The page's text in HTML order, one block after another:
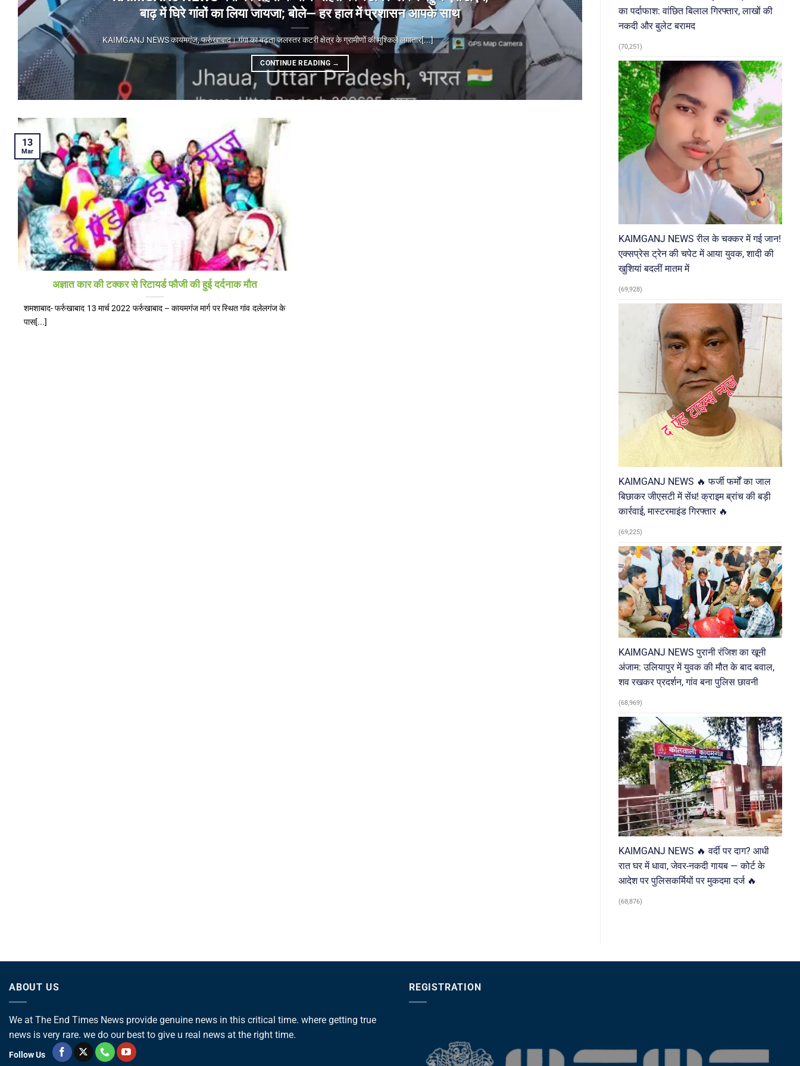
बाढ़ में घिरे गांवों का लिया जायजा; बोले— हर हाल में प्रशासन आपके साथ
KAIMGANJ NEWS कायमगंज, फर्रुखाबाद। गंगा का बढ़ता जलस्तर कटरी क्षेत्र के ग्रामीणों की मुश्किलें लगातार[...]
CONTINUE READING →
अज्ञात कार की टक्कर से रिटायर्ड फौजी की हुई दर्दनाक मौत
शमशाबाद- फर्रुखाबाद 13 मार्च 2022 फर्रुखाबाद – कायमगंज मार्ग पर स्थित गांव दलेलगंज के
पास[...]
13
Mar
का पर्दाफाश: वांछित बिलाल गिरफ्तार, लाखों की
नकदी और बुलेट बरामद
(70,251)
KAIMGANJ NEWS रील के चक्कर में गई जान!
एक्सप्रेस ट्रेन की चपेट में आया युवक, शादी की
खुशियां बदलीं मातम में
(69,928)
KAIMGANJ NEWS 🔥 फर्जी फर्मों का जाल
बिछाकर जीएसटी में सेंध! क्राइम ब्रांच की बड़ी
कार्रवाई, मास्टरमाइंड गिरफ्तार 🔥
(69,225)
KAIMGANJ NEWS पुरानी रंजिश का खूनी
अंजाम: उलियापुर में युवक की मौत के बाद बवाल,
शव रखकर प्रदर्शन, गांव बना पुलिस छावनी
(68,969)
KAIMGANJ NEWS 🔥 वर्दी पर दाग? आधी
रात घर में धावा, जेवर-नकदी गायब — कोर्ट के
आदेश पर पुलिसकर्मियों पर मुकदमा दर्ज 🔥
(68,876)
ABOUT US
We at The End Times News provide genuine news in this critical time. where getting true
news is very rare. we do our best to give u real news at the right time.
Follow Us
REGISTRATION